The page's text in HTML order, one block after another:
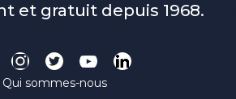
et gratuit depuis 1968.
Qui sommes-nous